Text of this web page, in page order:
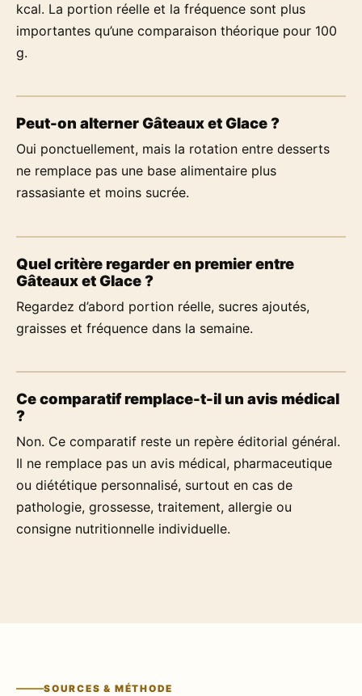
kcal. La portion réelle et la fréquence sont plus
importantes qu’une comparaison théorique pour 100
g.
Peut-on alterner Gâteaux et Glace ?
Oui ponctuellement, mais la rotation entre desserts
ne remplace pas une base alimentaire plus
rassasiante et moins sucrée.
Quel critère regarder en premier entre
Gâteaux et Glace ?
Regardez d’abord portion réelle, sucres ajoutés,
graisses et fréquence dans la semaine.
Ce comparatif remplace-t-il un avis médical
?
Non. Ce comparatif reste un repère éditorial général.
Il ne remplace pas un avis médical, pharmaceutique
ou diététique personnalisé, surtout en cas de
pathologie, grossesse, traitement, allergie ou
consigne nutritionnelle individuelle.
SOURCES & MÉTHODE